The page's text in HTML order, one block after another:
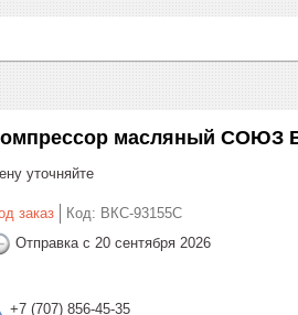
масляный СОЮЗ
уточняйте
заказ Код: ВКС-93155С
Отправка с 20 сентября 2026
+7 (707) 856-45-35